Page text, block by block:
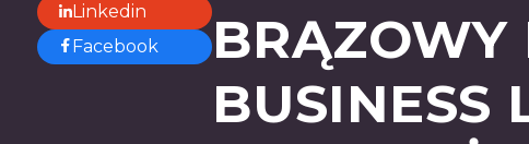
Linkedin
Facebook
BRĄZOWY
BUSINESS